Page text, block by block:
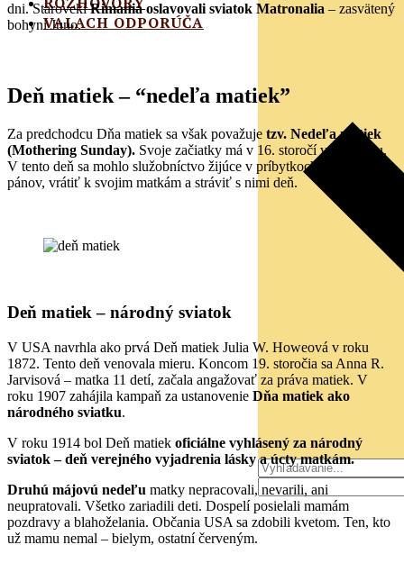
VALACH ODPORÚČA
dni. StarovekíRimania oslavovali sviatok Matronalia – zasvätený
bohyni Juno.
Deň matiek – “nedeľa matiek”
Za predchodcu Dňa matiek sa však považuje tzv. Nedeľa matiek
(Mothering Sunday). Svoje začiatky má v 16. storočí v Anglicku.
V tento deň sa mohlo služobníctvo žijúce v príbytkoch svojich
pánov, vrátiť k svojim matkám a stráviť s nimi deň.
Deň matiek – národný sviatok
V USA navrhla ako prvá Deň matiek Julia W. Howeová v roku
1872. Tento deň venovala mieru. Koncom 19. storočia sa Anna R.
Jarvisová – matka 11 detí, začala angažovať za práva matiek. V
roku 1907 zahájila kampaň za ustanovenie Dňa matiek ako
národného sviatku.
V roku 1914 bol Deň matiek oficiálne vyhlásený za národný
sviatok – deň verejného vyjadrenia lásky a úcty matkám.
Druhú májovú nedeľu matky nepracovali, nevarili, ani
neupratovali. Všetko zariadili deti. Dospelí posielali mamám
pozdravy a blahoželania. Občania USA sa zdobili kvetom. Ten, kto
už mamu nemal – bielym, ostatní červeným.